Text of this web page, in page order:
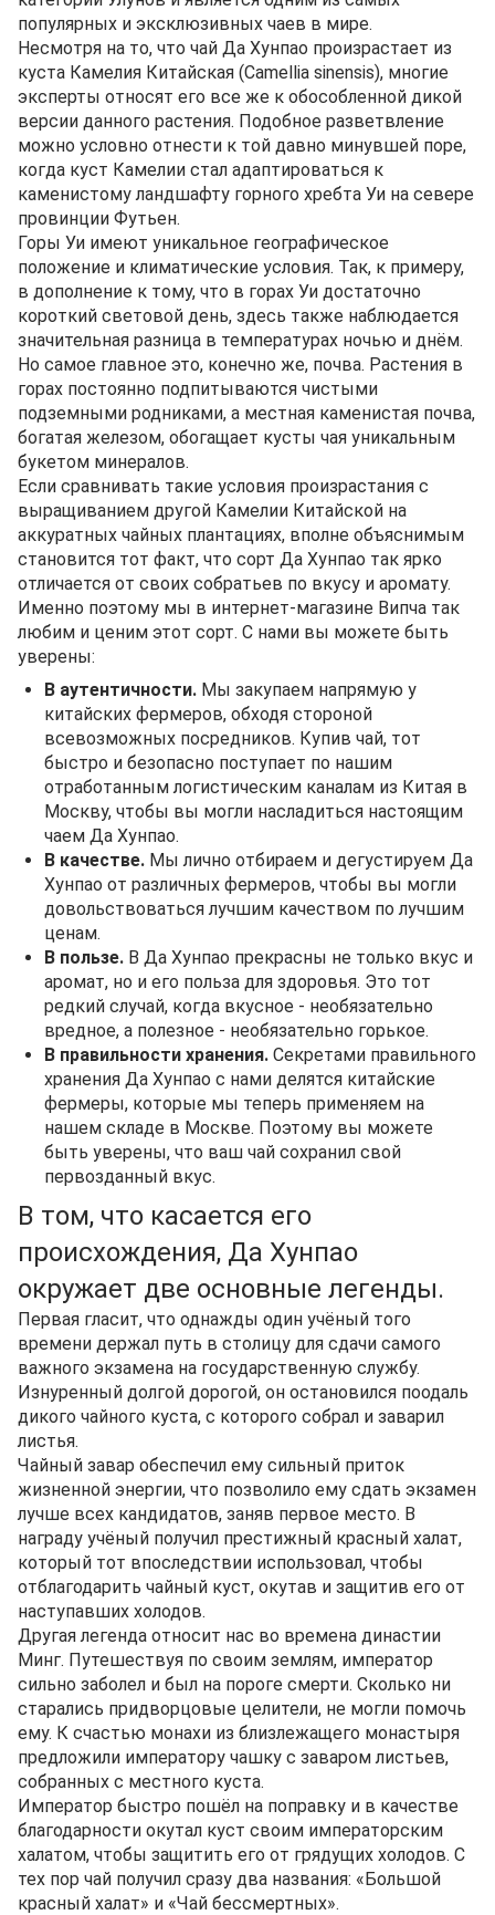
популярных и эксклюзивных чаев в мире.
Несмотря на то, что чай Да Хунпао произрастает из
куста Камелия Китайская (Camellia sinensis), многие
эксперты относят его все же к обособленной дикой
версии данного растения. Подобное разветвление
можно условно отнести к той давно минувшей поре,
когда куст Камелии стал адаптироваться к
каменистому ландшафту горного хребта Уи на севере
провинции Футьен.
Горы Уи имеют уникальное географическое
положение и климатические условия. Так, к примеру,
в дополнение к тому, что в горах Уи достаточно
короткий световой день, здесь также наблюдается
значительная разница в температурах ночью и днём.
Но самое главное это, конечно же, почва. Растения в
горах постоянно подпитываются чистыми
подземными родниками, а местная каменистая почва,
богатая железом, обогащает кусты чая уникальным
букетом минералов.
Если сравнивать такие условия произрастания с
выращиванием другой Камелии Китайской на
аккуратных чайных плантациях, вполне объяснимым
становится тот факт, что сорт Да Хунпао так ярко
отличается от своих собратьев по вкусу и аромату.
Именно поэтому мы в интернет-магазине Випча так
любим и ценим этот сорт. С нами вы можете быть
уверены:
В аутентичности. Мы закупаем напрямую у
китайских фермеров, обходя стороной
всевозможных посредников. Купив чай, тот
быстро и безопасно поступает по нашим
отработанным логистическим каналам из Китая в
Москву, чтобы вы могли насладиться настоящим
чаем Да Хунпао.
В качестве. Мы лично отбираем и дегустируем Да
Хунпао от различных фермеров, чтобы вы могли
довольствоваться лучшим качеством по лучшим
ценам.
В пользе. В Да Хунпао прекрасны не только вкус и
аромат, но и его польза для здоровья. Это тот
редкий случай, когда вкусное - необязательно
вредное, а полезное - необязательно горькое.
В правильности хранения. Секретами правильного
хранения Да Хунпао с нами делятся китайские
фермеры, которые мы теперь применяем на
нашем складе в Москве. Поэтому вы можете
быть уверены, что ваш чай сохранил свой
первозданный вкус.
В том, что касается его
происхождения, Да Хунпао
окружает две основные легенды.
Первая гласит, что однажды один учёный того
времени держал путь в столицу для сдачи самого
важного экзамена на государственную службу.
Изнуренный долгой дорогой, он остановился поодаль
дикого чайного куста, с которого собрал и заварил
листья.
Чайный завар обеспечил ему сильный приток
жизненной энергии, что позволило ему сдать экзамен
лучше всех кандидатов, заняв первое место. В
награду учёный получил престижный красный халат,
который тот впоследствии использовал, чтобы
отблагодарить чайный куст, окутав и защитив его от
наступавших холодов.
Другая легенда относит нас во времена династии
Минг. Путешествуя по своим землям, император
сильно заболел и был на пороге смерти. Сколько ни
старались придворцовые целители, не могли помочь
ему. К счастью монахи из близлежащего монастыря
предложили императору чашку с заваром листьев,
собранных с местного куста.
Император быстро пошёл на поправку и в качестве
благодарности окутал куст своим императорским
халатом, чтобы защитить его от грядущих холодов. С
тех пор чай получил сразу два названия: «Большой
красный халат» и «Чай бессмертных».